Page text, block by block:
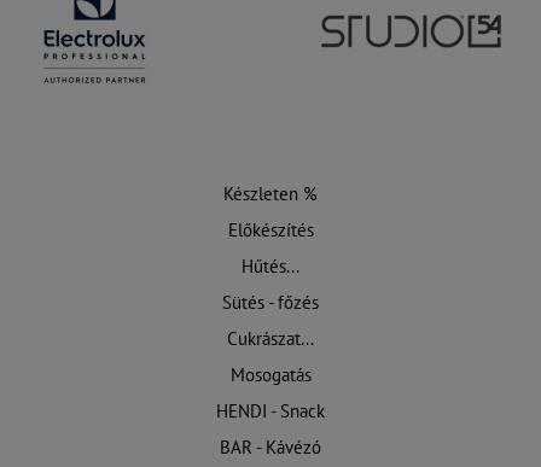
Készleten %
Előkészítés
Hűtés...
Sütés - főzés
Cukrászat...
Mosogatás
HENDI - Snack
BAR - Kávézó